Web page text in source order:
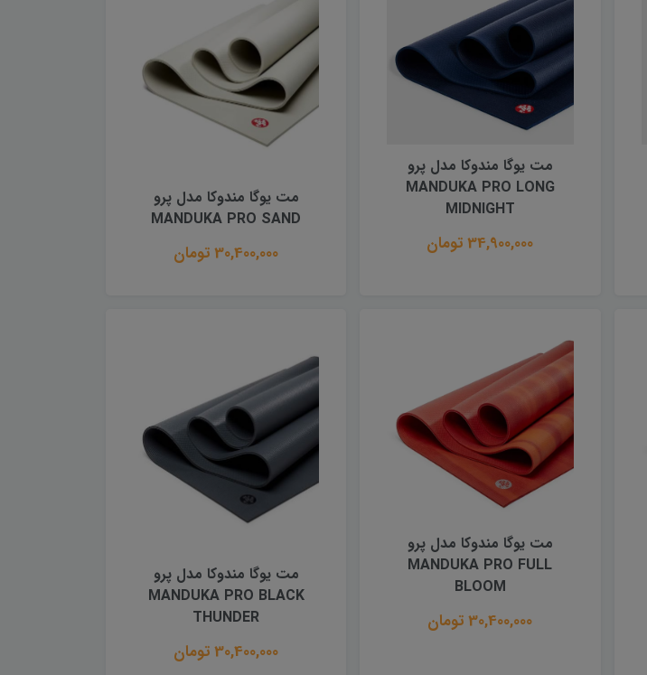
مت یوگا مندوکا مدل پرو
MANDUKA PRO LONG
MIDNIGHT
34,900,000 تومان
مت یوگا مندوکا مدل پرو
MANDUKA PRO SAND
30,400,000 تومان
مت یوگا مندوکا مدل پرو
MANDUKA PRO FULL
BLOOM
30,400,000 تومان
مت یوگا مندوکا مدل پرو
MANDUKA PRO BLACK
THUNDER
30,400,000 تومان